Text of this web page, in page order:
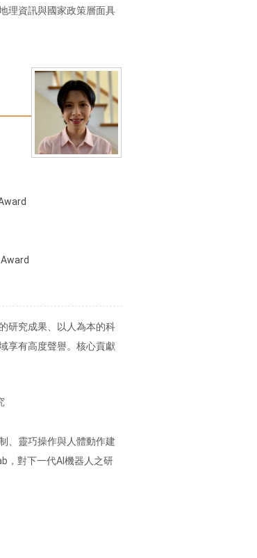
理資訊與國家政策層面具
研究成果、以人為本的科
享有高度聲譽。核心貢獻
、靈巧操作與人體動作建
，對下一代AI機器人之研